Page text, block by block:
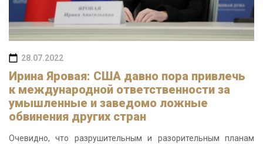
28.07.2022
Ирина Яровая: США давно пора привлечь
к международной ответственности за
умышленные и заведомо ложные
обвинения других стран
Очевидно, что разрушительным и разорительным планам